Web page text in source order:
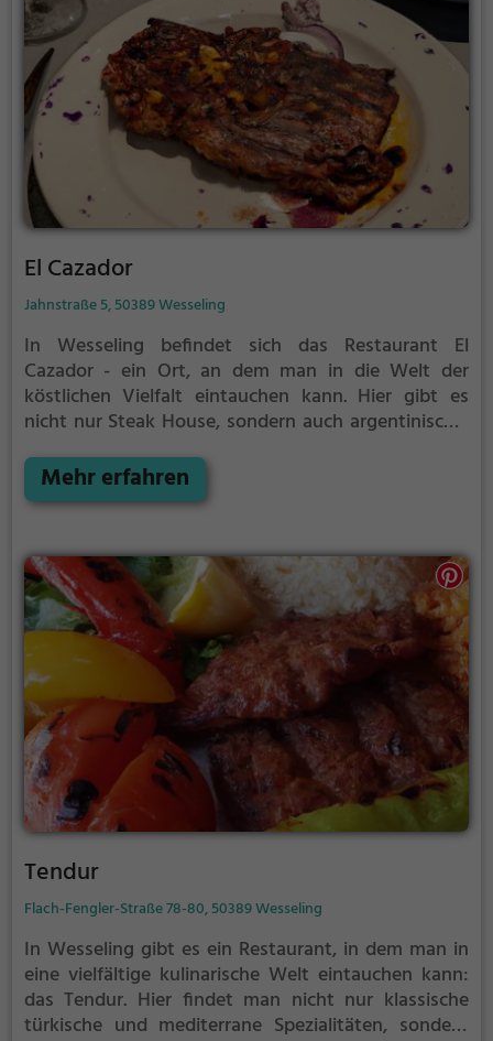
El Cazador
Jahnstraße 5, 50389 Wesseling
In Wesseling befindet sich das Restaurant El
Cazador - ein Ort, an dem man in die Welt der
köstlichen Vielfalt eintauchen kann. Hier gibt es
nicht nur Steak House, sondern auch argentinische,
Tapas und europäischen Gerichten finden sich auch
mediterrane Spezialitäten auf der Karte. Die Auswahl
gesunden Optionen. Tauche ein in die gemütliche
Atmosphäre, spüre das lateinamerikanische
Ambiente und probiere die vielfältigen Speisen.
Genieße einen Abend voller Geschmacksexplosionen
und entdecke die kulinarische Vielfalt des El Cazador.
Mehr erfahren
Tendur
Flach-Fengler-Straße 78-80, 50389 Wesseling
In Wesseling gibt es ein Restaurant, in dem man in
eine vielfältige kulinarische Welt eintauchen kann:
das Tendur. Hier findet man nicht nur klassische
türkische und mediterrane Spezialitäten, sondern